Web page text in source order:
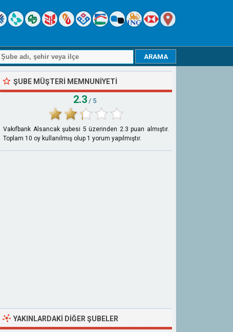
ŞUBE MÜŞTERI MEMNUNIYETI
2.3 / 5
Vakıfbank Alsancak şubesi 5 üzerinden 2.3 puan almıştır.
Toplam 10 oy kullanılmış olup 1 yorum yapılmıştır.
YAKINLARDAKI DIĞER ŞUBELER